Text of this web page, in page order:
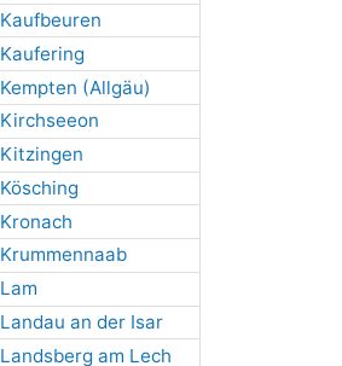
Kaufbeuren
Kaufering
Kempten (Allgäu)
Kirchseeon
Kitzingen
Kösching
Kronach
Krummennaab
Lam
Landau an der Isar
Landsberg am Lech